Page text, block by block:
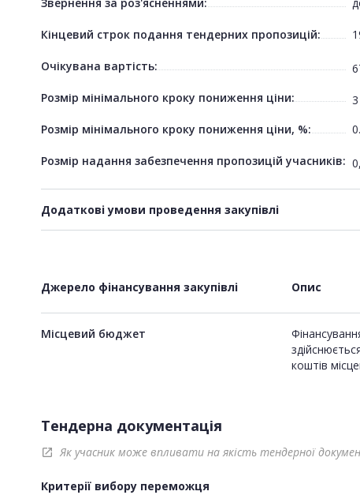
Кінцевий строк подання тендерних пропозицій:
Очікувана вартість:
Розмір мінімального кроку пониження ціни:
Розмір мінімального кроку пониження ціни, %:
Розмір надання забезпечення пропозицій учасників:
Додаткові умови проведення закупівлі
Джерело фінансування закупівлі Опис
Місцевий бюджет
коштів
Тендерна документація
open_in_new Як учасник може впливати на якість тендерної
Критерії вибору переможця